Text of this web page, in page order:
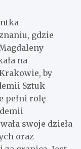
gdzie
na
by
Sztuk
pełni rolę
swoje dzieła
oraz